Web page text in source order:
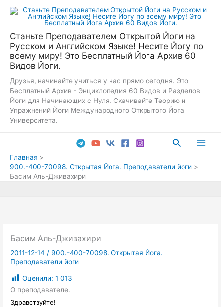
Перейти
Станьте Преподавателем Открытой Йоги на
Русском и Английском Языке! Несите Йогу по
всему миру! Это Бесплатный Йога Архив 60
Видов Йоги.
Друзья, начинайте учиться у нас прямо сегодня. Это
Бесплатный Архив - Энциклопедия 60 Видов и Разделов
Йоги для Начинающих с Нуля. Скачивайте Теорию и
Упражнений Йоги Международного Открытого Йога
Университета.
Поиск
Главная
900.-400-70098. Открытая Йога. Преподаватели йоги
Басим Аль-Дживахири
Басим Аль-Дживахири
2011-12-14 / 900.-400-70098. Открытая Йога.
Преподаватели йоги
Оценили: 1 013
О преподавателе.
Здравствуйте!